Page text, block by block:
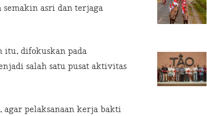
asri dan terjaga
itu, difokuskan pada
salah satu pusat aktivitas
agar pelaksanaan kerja bakti